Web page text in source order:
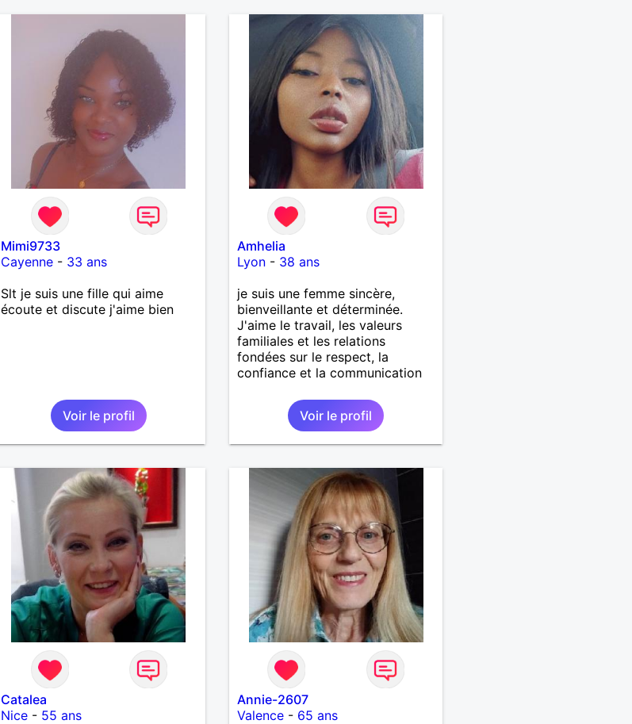
Mimi9733
Cayenne- 33 ans
Slt je suis une fille qui aime
écoute et discute j'aime bien
Voir le profil
Amhelia
Lyon - 38 ans
je suis une femme sincère,
bienveillante et déterminée.
J'aime le travail, les valeurs
familiales et les relations
fondées sur le respect, la
confiance et la communication
Voir le profil
Catalea
Nice- 55 ans
Annie-2607
Valence - 65 ans